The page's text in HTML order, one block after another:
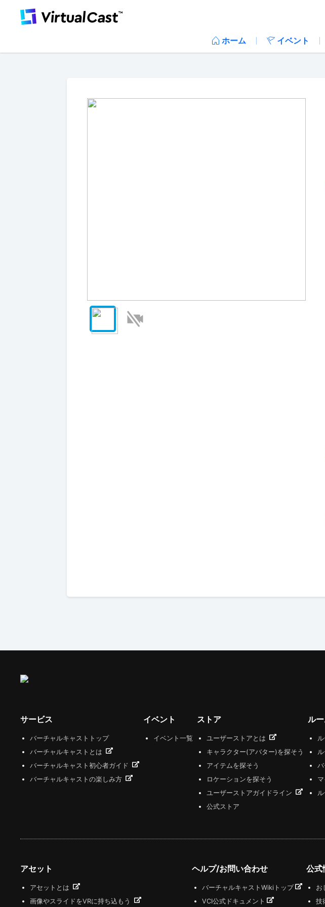
ホーム イベント
サービス
バーチャルキャストトップ
バーチャルキャストとは
バーチャルキャスト初心者ガイド
バーチャルキャストの楽しみ方
イベント
イベント一覧
ストア
ユーザーストアとは
キャラクター(アバター)を探そう
アイテムを探そう
ロケーションを探そう
ユーザーストアガイドライン
公式ストア
ル
アセット
アセットとは
画像やスライドをVRに持ち込もう
ヘルプ/お問い合わせ
バーチャルキャストWikiトップ
VCI公式ドキュメント
公式
お
技